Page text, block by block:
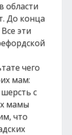
области
До конца
эти
чего
мам:
с
мамы
что